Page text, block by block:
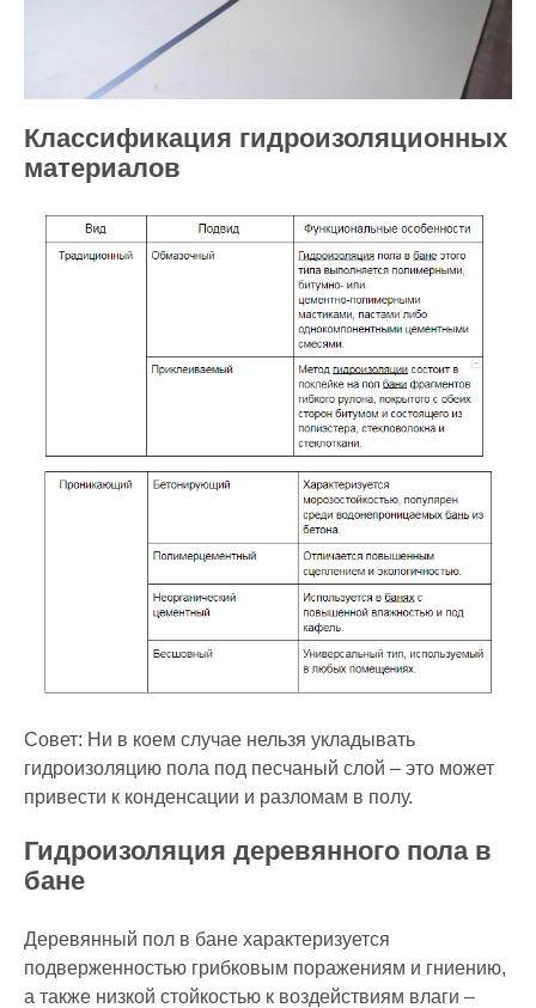
Классификация гидроизоляционных
материалов
Совет: Ни в коем случае нельзя укладывать
гидроизоляцию пола под песчаный слой – это может
привести к конденсации и разломам в полу.
Гидроизоляция деревянного пола в
бане
Деревянный пол в бане характеризуется
подверженностью грибковым поражениям и гниению,
а также низкой стойкостью к воздействиям влаги –